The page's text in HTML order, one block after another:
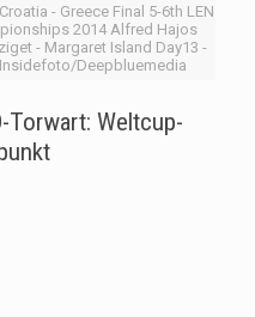
- Greece Final 5-6th LEN
2014 Alfred Hajos
- Margaret Island Day13 -
Deepbluemedia
Torwart: Weltcup-